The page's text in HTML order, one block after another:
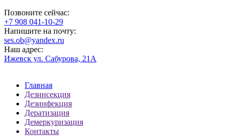
Позвоните сейчас:
‪+7 908 041-10-29
Напишите на почту:
ses.ob@yandex.ru
Наш адрес:
Ижевск ул. Сабурова, 21А
Главная
Дезинсекция
Дезинфекция
Дератизация
Демеркуризация
Контакты